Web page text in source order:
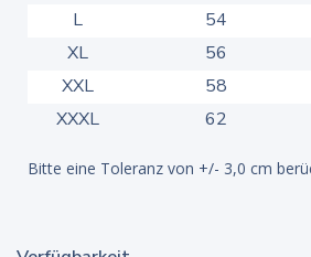
L
54
XL
56
XXL
58
XXXL
62
Bitte eine Toleranz von +/- 3,0 cm